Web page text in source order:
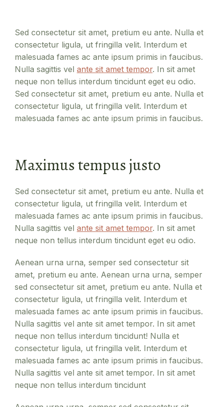
Sed consectetur sit amet, pretium eu ante. Nulla et
consectetur ligula, ut fringilla velit. Interdum et
malesuada fames ac ante ipsum primis in faucibus.
Nulla sagittis vel ante sit amet tempor. In sit amet
neque non tellus interdum tincidunt eget eu odio.
Sed consectetur sit amet, pretium eu ante. Nulla et
consectetur ligula, ut fringilla velit. Interdum et
malesuada fames ac ante ipsum primis in faucibus.
Maximus tempus justo
Sed consectetur sit amet, pretium eu ante. Nulla et
consectetur ligula, ut fringilla velit. Interdum et
malesuada fames ac ante ipsum primis in faucibus.
Nulla sagittis vel ante sit amet tempor. In sit amet
neque non tellus interdum tincidunt eget eu odio.
Aenean urna urna, semper sed consectetur sit
amet, pretium eu ante. Aenean urna urna, semper
sed consectetur sit amet, pretium eu ante. Nulla et
consectetur ligula, ut fringilla velit. Interdum et
malesuada fames ac ante ipsum primis in faucibus.
Nulla sagittis vel ante sit amet tempor. In sit amet
neque non tellus interdum tincidunt! Nulla et
consectetur ligula, ut fringilla velit. Interdum et
malesuada fames ac ante ipsum primis in faucibus.
Nulla sagittis vel ante sit amet tempor. In sit amet
neque non tellus interdum tincidunt